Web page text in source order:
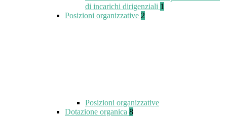
di incarichi dirigenziali 1
Posizioni organizzative 2
Posizioni organizzative
Dotazione organica 8